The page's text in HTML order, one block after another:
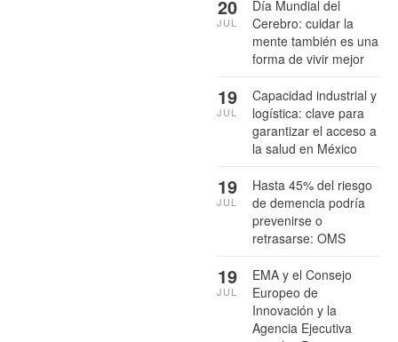
Día Mundial del
Cerebro: cuidar la
mente también es una
forma de vivir mejor
20
JUL
Capacidad industrial y
logística: clave para
garantizar el acceso a
la salud en México
19
JUL
Hasta 45% del riesgo
de demencia podría
prevenirse o
retrasarse: OMS
19
JUL
EMA y el Consejo
Europeo de
Innovación y la
Agencia Ejecutiva
19
JUL